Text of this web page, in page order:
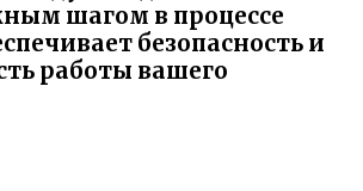
шагом в процессе
безопасность и
работы вашего